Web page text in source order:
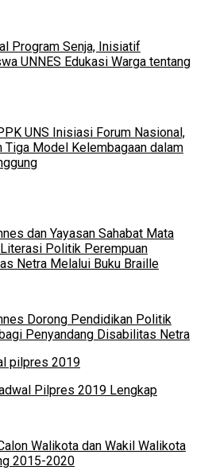
Program Senja, Inisiatif
UNNES Edukasi Warga tentang
UNS Inisiasi Forum Nasional,
Tiga Model Kelembagaan dalam
dan Yayasan Sahabat Mata
Politik Perempuan
Netra Melalui Buku Braille
Dorong Pendidikan Politik
Penyandang Disabilitas Netra
Pilpres 2019 Lengkap
Walikota dan Wakil Walikota
2015-2020